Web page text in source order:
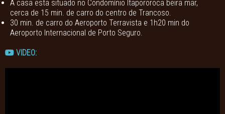
A casa esta situado no Condomínio Itapororoca beira mar,
cerca de 15 min. de carro do centro de Trancoso.
30 min. de carro do Aeroporto Terravista e 1h20 min do
Aeroporto Internacional de Porto Seguro.
VIDEO: